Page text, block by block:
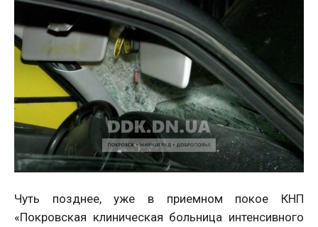
Чуть позднее, уже в приемном покое КНП
«Покровская клиническая больница интенсивного